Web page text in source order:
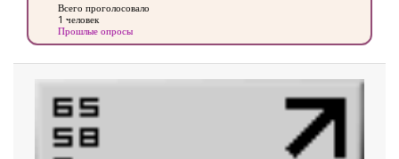
Всего проголосовало
1 человек
Прошлые опросы